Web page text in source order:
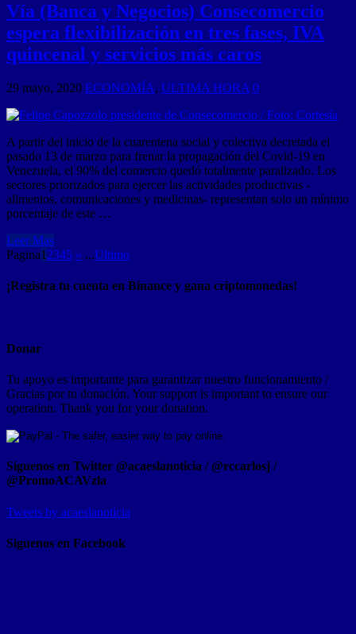
Vía (Banca y Negocios) Consecomercio
espera flexibilización en tres fases, IVA
quincenal y servicios más caros
29 mayo, 2020 ECONOMÍA, ULTIMA HORA 0
A partir del inicio de la cuarentena social y colectiva decretada el
pasado 13 de marzo para frenar la propagación del Covid-19 en
Venezuela, el 90% del comercio quedó totalmente paralizado. Los
sectores priorizados para ejercer las actividades productivas -
alimentos, comunicaciones y medicinas- representan solo un mínimo
porcentaje de este …
Leer Mas
Pagina1 2345 » ...Ultimo
¡Registra tu cuenta en Binance y gana criptomonedas!
Donar
Tu apoyo es importante para garantizar nuestro funcionamiento /
Gracias por tu donación. Your support is important to ensure our
operation. Thank you for your donation.
Síguenos en Twitter @acaeslanoticia / @rccarlosj /
@PromoACAVzla
Tweets by acaeslanoticia
Siguenos en Facebook